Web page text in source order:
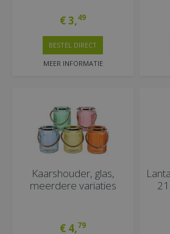
€3,49
MEER INFORMATIE
BESTEL DIRECT
Kaarshouder, glas,
meerdere variaties
€ 4,79